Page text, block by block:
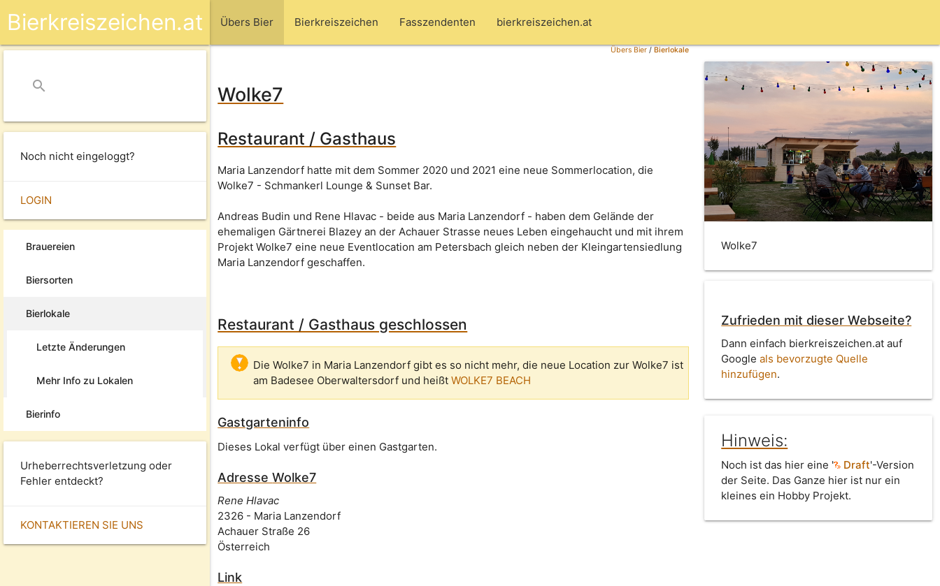
Übers Bier Bierkreiszeichen Fasszendenten bierkreiszeichen.at
Bierkreiszeichen.at
search
Noch nicht eingeloggt?
LOGIN
Brauereien
Biersorten
Bierlokale
Letzte Änderungen
Mehr Info zu Lokalen
Bierinfo
Urheberrechtsverletzung oder
Fehler entdeckt?
KONTAKTIEREN SIE UNS
Übers Bier/Bierlokale
Wolke7
Restaurant / Gasthaus
Maria Lanzendorf hatte mit dem Sommer 2020 und 2021 eine neue Sommerlocation, die
Wolke7 - Schmankerl Lounge & Sunset Bar.
Andreas Budin und Rene Hlavac - beide aus Maria Lanzendorf - haben dem Gelände der
ehemaligen Gärtnerei Blazey an der Achauer Strasse neues Leben eingehaucht und mit ihrem
Projekt Wolke7 eine neue Eventlocation am Petersbach gleich neben der Kleingartensiedlung
Maria Lanzendorf geschaffen.
Restaurant / Gasthaus geschlossen
Die Wolke7 in Maria Lanzendorf gibt es so nicht mehr, die neue Location zur Wolke7 ist
am Badesee Oberwaltersdorf und heißtWOLKE7 BEACH
Gastgarteninfo
Dieses Lokal verfügt über einen Gastgarten.
AdresseWolke7
Rene Hlavac
2326 - Maria Lanzendorf
Achauer Straße 26
Österreich
Link
Wolke7
Zufrieden mit dieser Webseite?
Dann einfach bierkreiszeichen.at auf
Googleals bevorzugte Quelle
hinzufügen.
Hinweis:
Noch ist das hier eine ' Draft'-Version
der Seite. Das Ganze hier ist nur ein
kleines ein Hobby Projekt.